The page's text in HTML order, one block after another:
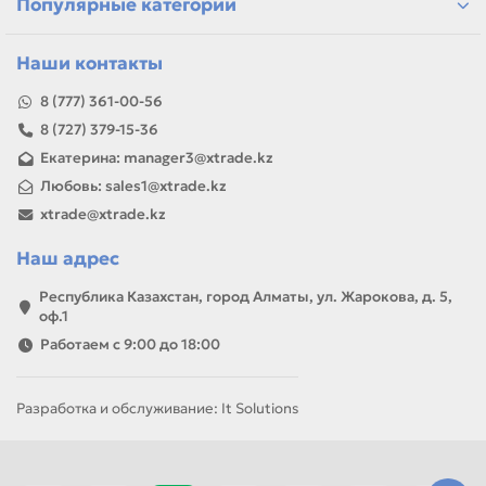
Популярные категории
Наши контакты
8 (777) 361-00-56
8 (727) 379-15-36
Екатерина: manager3@xtrade.kz
Любовь: sales1@xtrade.kz
xtrade@xtrade.kz
Наш адрес
Республика Казахстан, город Алматы, ул. Жарокова, д. 5,
оф.1
Работаем с 9:00 до 18:00
Разработка и обслуживание: It Solutions